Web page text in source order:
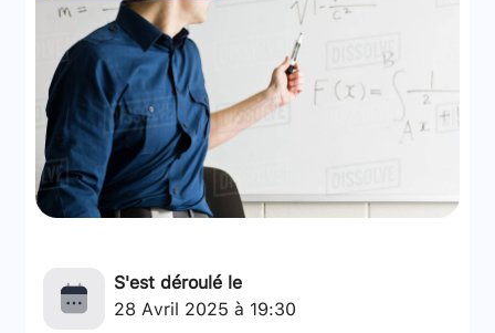
S'est déroulé le
28 Avril 2025 à 19:30